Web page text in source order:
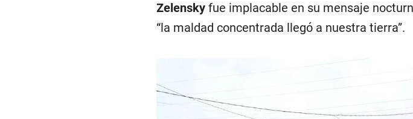
Zelenskyfue implacable en su mensaje
“la maldad concentrada llegó a nuestra tierra”.